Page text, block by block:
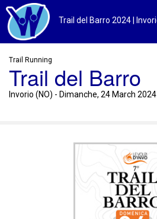
Trail Running
Trail del Barro
Invorio (NO) - Dimanche, 24 March 2024